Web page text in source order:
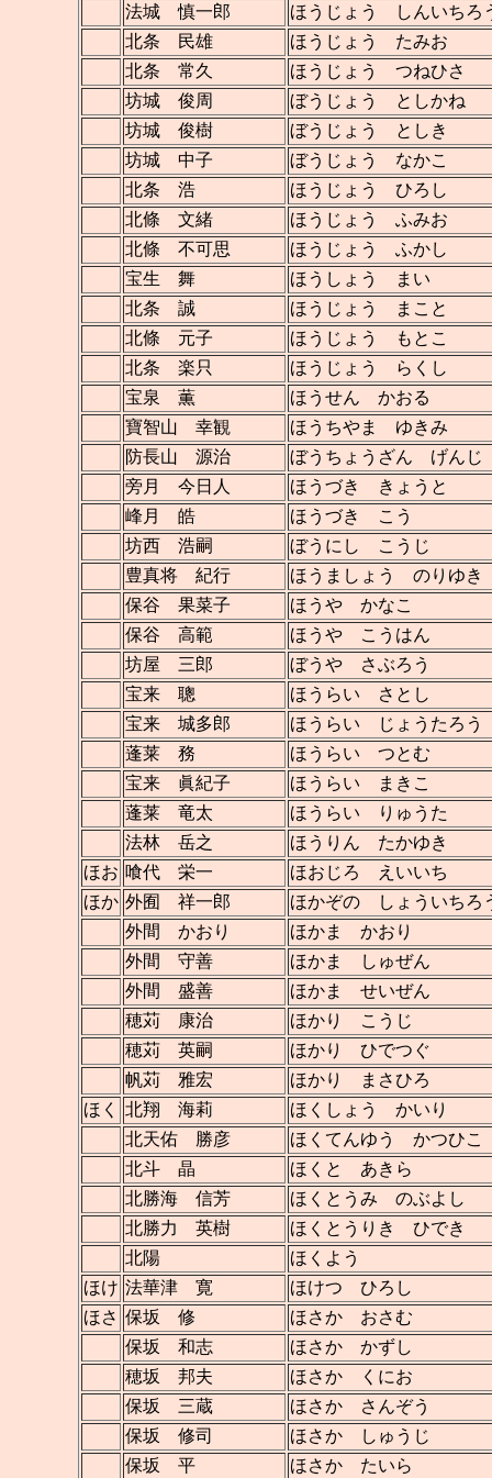
法城 慎一郎
ほうじょう しんいちろ
北条 民雄
ほうじょう たみお
北条 常久
ほうじょう つねひさ
坊城 俊周
ぼうじょう としかね
坊城 俊樹
ぼうじょう としき
坊城 中子
ぼうじょう なかこ
北条 浩
ほうじょう ひろし
北條 文緒
ほうじょう ふみお
北條 不可思
ほうじょう ふかし
宝生 舞
ほうしょう まい
北条 誠
ほうじょう まこと
北條 元子
ほうじょう もとこ
北条 楽只
ほうじょう らくし
宝泉 薫
ほうせん かおる
寶智山 幸観
ほうちやま ゆきみ
防長山 源治
ぼうちょうざん げんじ
旁月 今日人
ほうづき きょうと
峰月 皓
ほうづき こう
坊西 浩嗣
ぼうにし こうじ
豊真将 紀行
ほうましょう のりゆき
保谷 果菜子
ほうや かなこ
保谷 高範
ほうや こうはん
坊屋 三郎
ぼうや さぶろう
宝来 聰
ほうらい さとし
宝来 城多郎
ほうらい じょうたろう
蓬莱 務
ほうらい つとむ
宝来 眞紀子
ほうらい まきこ
蓬莱 竜太
ほうらい りゅうた
法林 岳之
ほうりん たかゆき
ほお 喰代 栄一
ほおじろ えいいち
ほか 外囿 祥一郎
ほかぞの しょういちろ
外間 かおり
ほかま かおり
外間 守善
ほかま しゅぜん
外間 盛善
ほかま せいぜん
穂苅 康治
ほかり こうじ
穂苅 英嗣
ほかり ひでつぐ
帆苅 雅宏
ほかり まさひろ
ほく
北翔 海莉
ほくしょう かいり
北天佑 勝彦
ほくてんゆう かつひこ
北斗 晶
ほくと あきら
北勝海 信芳
ほくとうみ のぶよし
北勝力 英樹
ほくとうりき ひでき
北陽
ほくよう
ほけ 法華津 寛
ほけつ ひろし
ほさ 保坂 修
ほさか おさむ
保坂 和志
ほさか かずし
穂坂 邦夫
ほさか くにお
保坂 三蔵
ほさか さんぞう
保坂 修司
ほさか しゅうじ
保坂 平
ほさか たいら